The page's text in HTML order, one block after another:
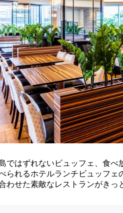
ではずれないビュッフェ、食
られるホテルランチビュッフェ
わせた素敵なレストランがきっ